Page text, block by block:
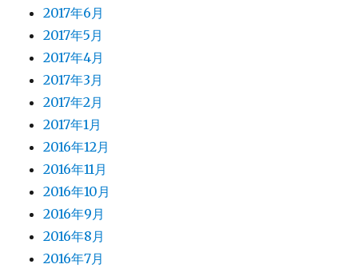
2017年6月
2017年5月
2017年4月
2017年3月
2017年2月
2017年1月
2016年12月
2016年11月
2016年10月
2016年9月
2016年8月
2016年7月